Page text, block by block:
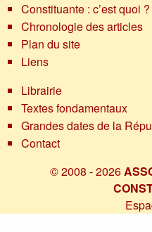
Constituante : c’est quoi ?
Chronologie des articles
Plan du site
Liens
Librairie
Textes fondamentaux
Grandes dates de la
Contact
© 2008 - 2026